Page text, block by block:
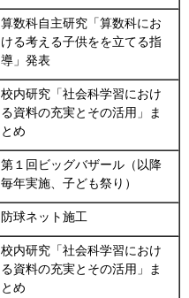
算数科自主研究「算数科にお
ける考える子供をを立てる指
導」発表
校内研究「社会科学習におけ
る資料の充実とその活用」ま
とめ
第１回ビッグバザール（以降
毎年実施、子ども祭り）
防球ネット施工
校内研究「社会科学習におけ
る資料の充実とその活用」ま
とめ